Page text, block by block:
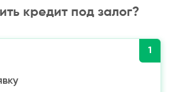
кредит под залог?
1